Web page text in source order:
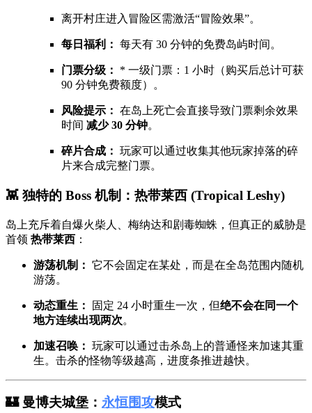
离开村庄进入冒险区需激活“冒险效果”。
每日福利： 每天有 30 分钟的免费岛屿时间。
门票分级：
* 一级门票：1 小时（购买后总计可获
90 分钟免费额度）。
风险提示： 在岛上死亡会直接导致门票剩余效果
时间 减少 30 分钟。
碎片合成： 玩家可以通过收集其他玩家掉落的碎
片来合成完整门票。
👾 独特的 Boss 机制：热带莱西 (Tropical Leshy)
岛上充斥着自爆火柴人、梅纳达和剧毒蜘蛛，但真正的威胁是
首领 热带莱西 ：
游荡机制： 它不会固定在某处，而是在全岛范围内随机
游荡。
动态重生： 固定 24 小时重生一次，但绝不会在同一个
地方连续出现两次。
加速召唤： 玩家可以通过击杀岛上的普通怪来加速其重
生。击杀的怪物等级越高，进度条推进越快。
🏰 曼博夫城堡： 永恒围攻模式